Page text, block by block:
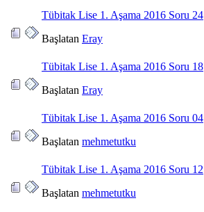
Tübitak Lise 1. Aşama 2016 Soru 24
Başlatan Eray
Tübitak Lise 1. Aşama 2016 Soru 18
Başlatan Eray
Tübitak Lise 1. Aşama 2016 Soru 04
Başlatan mehmetutku
Tübitak Lise 1. Aşama 2016 Soru 12
Başlatan mehmetutku